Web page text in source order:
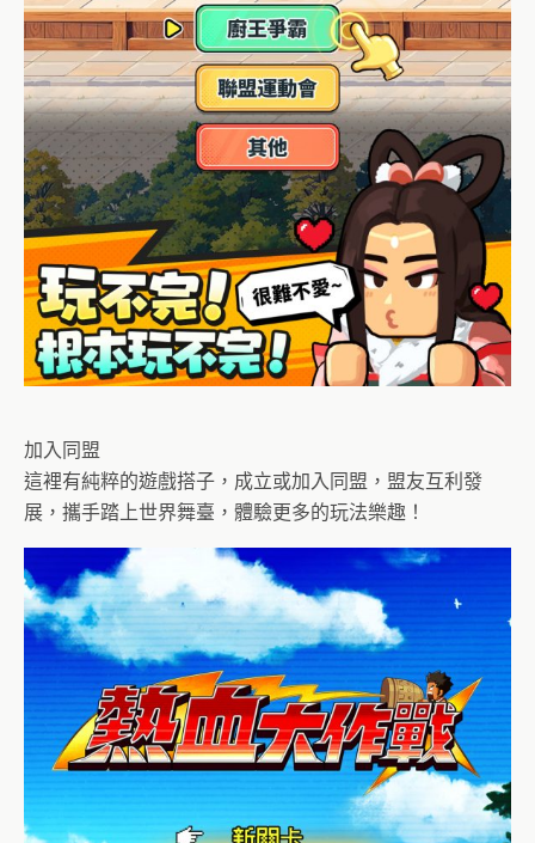
加入同盟
這裡有純粹的遊戲搭子，成立或加入同盟，盟友互利發
展，攜手踏上世界舞臺，體驗更多的玩法樂趣！